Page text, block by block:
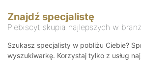
Znajdź specjalistę
Plebiscyt skupia najlepszych w
Szukasz specjalisty w pobliżu Ciebie?
wyszukiwarkę. Korzystaj tylko z usług